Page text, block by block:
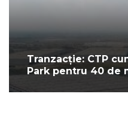
Tranzacție: CTP
Park pentru 40 de